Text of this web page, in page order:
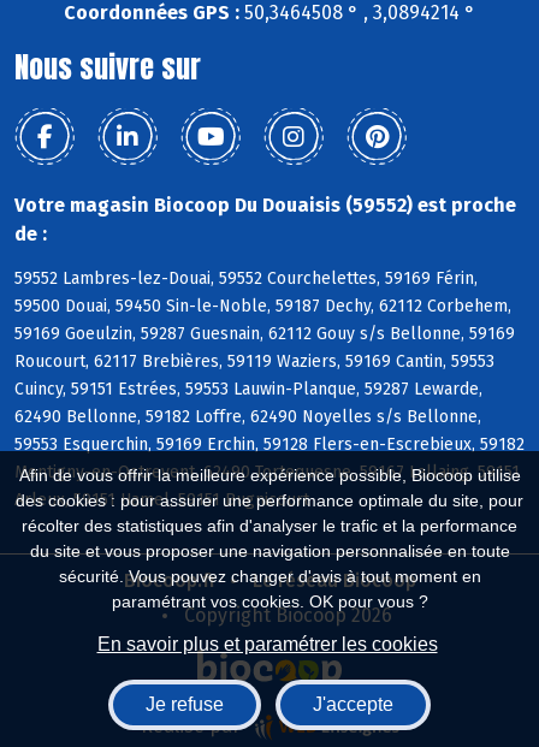
Afin de vous offrir la meilleure expérience possible, Biocoop utilise
des cookies : pour assurer une performance optimale du site, pour
récolter des statistiques afin d'analyser le trafic et la performance
du site et vous proposer une navigation personnalisée en toute
sécurité. Vous pouvez changer d'avis à tout moment en
paramétrant vos cookies. OK pour vous ?
En savoir plus et paramétrer les cookies
Je refuse J'accepte
Coordonnées GPS : 50,3464508 ° , 3,0894214 °
Nous suivre sur
Votre magasin Biocoop Du Douaisis (59552) est proche
de :
59552 Lambres-lez-Douai, 59552 Courchelettes, 59169 Férin,
59500 Douai, 59450 Sin-le-Noble, 59187 Dechy, 62112 Corbehem,
59169 Goeulzin, 59287 Guesnain, 62112 Gouy s/s Bellonne, 59169
Roucourt, 62117 Brebières, 59119 Waziers, 59169 Cantin, 59553
Cuincy, 59151 Estrées, 59553 Lauwin-Planque, 59287 Lewarde,
62490 Bellonne, 59182 Loffre, 62490 Noyelles s/s Bellonne,
59553 Esquerchin, 59169 Erchin, 59128 Flers-en-Escrebieux, 59182
Montigny-en-Ostrevent, 62490 Tortequesne, 59167 Lallaing, 59151
Arleux, 59151 Hamel, 59151 Bugnicourt
Biocoop.fr
Le réseau Biocoop
Copyright Biocoop 2026
Réalisé par